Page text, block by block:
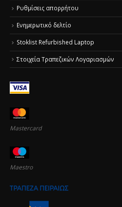
Ρυθμίσεις απορρήτου
Ενημερωτικό δελτίο
Stoklist Refurbished Laptop
Στοιχεία Τραπεζικών Λογαριασμών
Mastercard
Maestro